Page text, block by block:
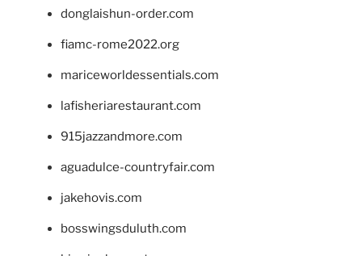
donglaishun-order.com
fiamc-rome2022.org
mariceworldessentials.com
lafisheriarestaurant.com
915jazzandmore.com
aguadulce-countryfair.com
jakehovis.com
bosswingsduluth.com